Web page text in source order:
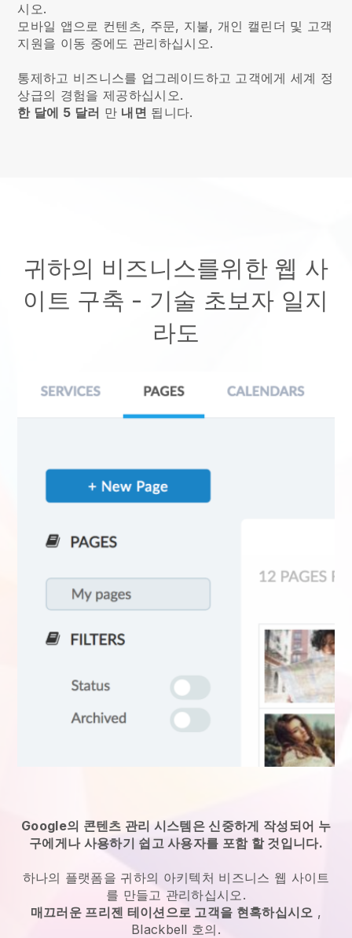
시오.
모바일 앱으로 컨텐츠, 주문, 지불, 개인 캘린더 및 고객
지원을 이동 중에도 관리하십시오.
통제하고 비즈니스를 업그레이드하고 고객에게 세계 정
상급의 경험을 제공하십시오.
한 달에 5 달러 만 내면 됩니다.
귀하의 비즈니스를위한 웹 사
이트 구축 - 기술 초보자 일지
라도
Google의 콘텐츠 관리 시스템은 신중하게 작성되어 누
구에게나 사용하기 쉽고 사용자를 포함 할 것입니다.
하나의 플랫폼을 귀하의 아키텍처 비즈니스 웹 사이트
를 만들고 관리하십시오.
매끄러운 프리젠 테이션으로 고객을 현혹하십시오 ,
Blackbell 호의.